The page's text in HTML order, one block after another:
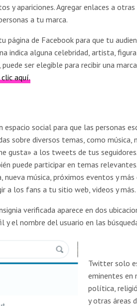
y apariciones. Agregar enlaces a
a tu marca.
página de Facebook para que tu
indica alguna celebridad, artista,
ser elegible para recibir una
aquí.
social para que las personas
sobre diversos temas, como
gusta» a los tweets de tus
puede participar en temas
nueva música, próximos eventos y
a los fans a tu sitio web, videos y más.
verificada aparece en dos
y el nombre del usuario en las
Twitter solo
eminentes en
política,
y otras áreas